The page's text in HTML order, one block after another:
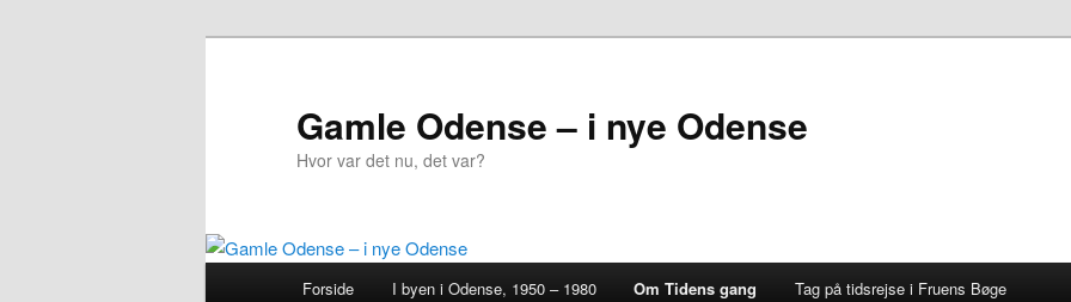
Gamle Odense – i nye Odense
Hvor var det nu, det var?
Forside I byen i Odense, 1950 – 1980 Om Tidens gang Tag på tidsrejse i Fruens Bøge